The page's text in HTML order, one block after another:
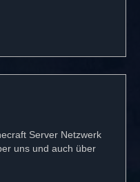
Server Netzwerk
uns und auch über